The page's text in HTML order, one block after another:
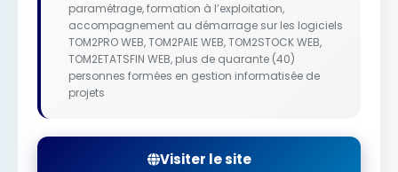
paramétrage, formation à l’exploitation,
accompagnement au démarrage sur les logiciels
TOM2PRO WEB, TOM2PAIE WEB, TOM2STOCK WEB,
TOM2ETATSFIN WEB, plus de quarante (40)
personnes formées en gestion informatisée de
projets
Visiter le site